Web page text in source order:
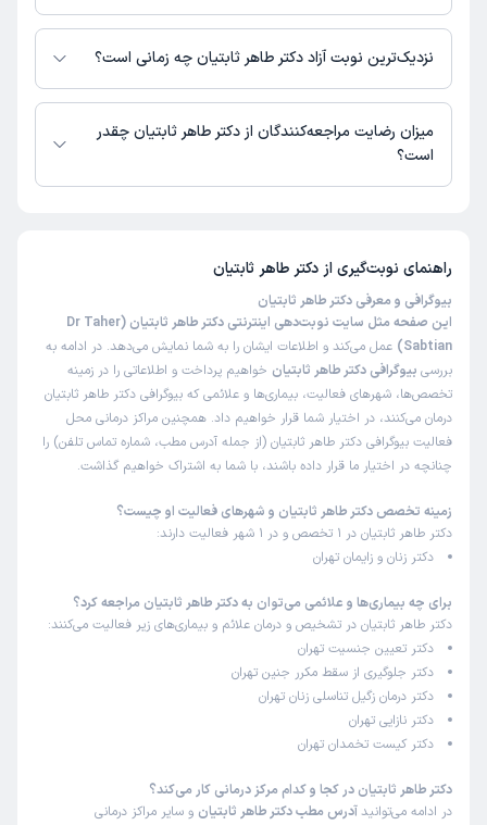
در حال حاضر اطلاعاتی درباره ارائه ویزیت آنلاین توسط دکتر طاهر ثابتیان در
دسترس نیست. برای دریافت اطلاعات دقیق‌تر، لطفاً با مطب تماس بگیرید.
نزدیک‌ترین نوبت آزاد دکتر طاهر ثابتیان چه زمانی است؟
زمان نوبت‌دهی و پذیرش بیماران با هماهنگی مطب مشخص می‌شود.
میزان رضایت مراجعه‌کنندگان از دکتر طاهر ثابتیان چقدر
است؟
راهنمای نوبت‌گیری از دکتر طاهر ثابتیان
بیوگرافی و معرفی دکتر طاهر ثابتیان
این صفحه مثل سایت نوبت‌دهی اینترنتی دکتر طاهر ثابتیان (Dr Taher
Sabtian)
عمل می‌کند و اطلاعات ایشان را به شما نمایش می‌دهد. در ادامه به
بررسی بیوگرافی دکتر طاهر ثابتیان خواهیم پرداخت و اطلاعاتی را در زمینه
تخصص‌ها، شهرهای فعالیت، بیماری‌ها و علائمی که بیوگرافی دکتر طاهر ثابتیان
درمان می‌کنند، در اختیار شما قرار خواهیم داد. همچنین مراکز درمانی محل
فعالیت بیوگرافی دکتر طاهر ثابتیان (از جمله آدرس مطب، شماره تماس تلفن) را
چنانچه در اختیار ما قرار داده باشند، با شما به اشتراک خواهیم گذاشت.
زمینه تخصص دکتر طاهر ثابتیان و شهرهای فعالیت او چیست؟
دکتر طاهر ثابتیان در 1 تخصص و در 1 شهر فعالیت دارند:
دکتر زنان و زایمان تهران
برای چه بیماری‌ها و علائمی می‌توان به دکتر طاهر ثابتیان مراجعه کرد؟
دکتر طاهر ثابتیان در تشخیص و درمان علائم و بیماری‌های زیر فعالیت می‌کنند:
دکتر تعیین جنسیت تهران
دکتر جلوگیری از سقط مکرر جنین تهران
دکتر درمان زگیل تناسلی زنان تهران
دکتر نازایی تهران
دکتر کیست تخمدان تهران
دکتر طاهر ثابتیان در کجا و کدام مرکز درمانی کار می‌کند؟
در ادامه می‌توانید آدرس مطب دکتر طاهر ثابتیان و سایر مراکز درمانی